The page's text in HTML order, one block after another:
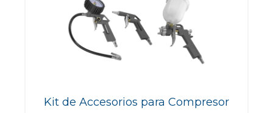
Kit de Accesorios para Compresor